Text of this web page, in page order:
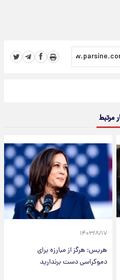
مرتبط
۱۴۰۳/۸/۱۷
هریس: هرگز از مبارزه برای
دموکراسی دست برندارید